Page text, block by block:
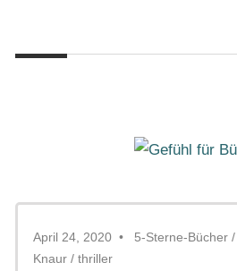
springen
Gefühl
für
April 24, 2020 5-Sterne-Bücher /
Knaur / thriller